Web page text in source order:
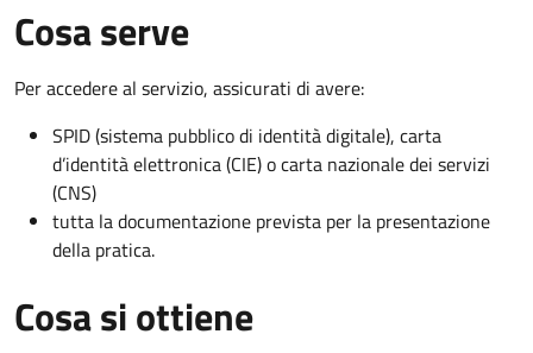
Cosa serve
Per accedere al servizio, assicurati di avere:
SPID (sistema pubblico di identità digitale), carta
d’identità elettronica (CIE) o carta nazionale dei servizi
(CNS)
tutta la documentazione prevista per la presentazione
della pratica.
Cosa si ottiene